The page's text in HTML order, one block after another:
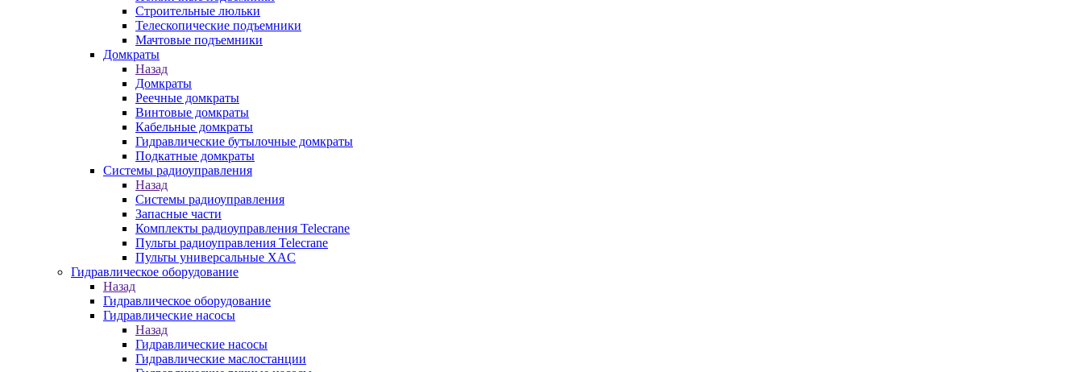
Строительные люльки
Телескопические подъемники
Мачтовые подъемники
Домкраты
Назад
Домкраты
Реечные домкраты
Винтовые домкраты
Кабельные домкраты
Гидравлические бутылочные домкраты
Подкатные домкраты
Системы радиоуправления
Назад
Системы радиоуправления
Запасные части
Комплекты радиоуправления Telecrane
Пульты радиоуправления Telecrane
Пульты универсальные XAC
Гидравлическое оборудование
Назад
Гидравлическое оборудование
Гидравлические насосы
Назад
Гидравлические насосы
Гидравлические маслостанции